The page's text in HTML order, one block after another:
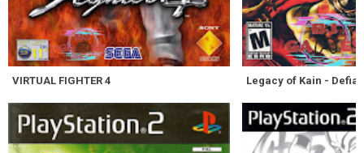
VIRTUAL FIGHTER 4 Legacy of Kain -